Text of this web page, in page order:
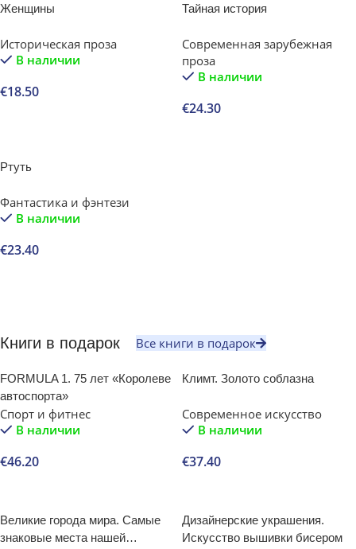
Женщины
Историческая проза
В наличии
€18.50
Тайная история
Современная зарубежная
проза
В наличии
€24.30
Ртуть
Фантастика и фэнтези
В наличии
€23.40
Книги в подарок Все книги в подарок
FORMULA 1. 75 лет «Королеве
автоспорта»
Спорт и фитнес
В наличии
€46.20
Климт. Золото соблазна
Современное искусство
В наличии
€37.40
Великие города мира. Самые
знаковые места нашей
Дизайнерские украшения.
Искусство вышивки бисером